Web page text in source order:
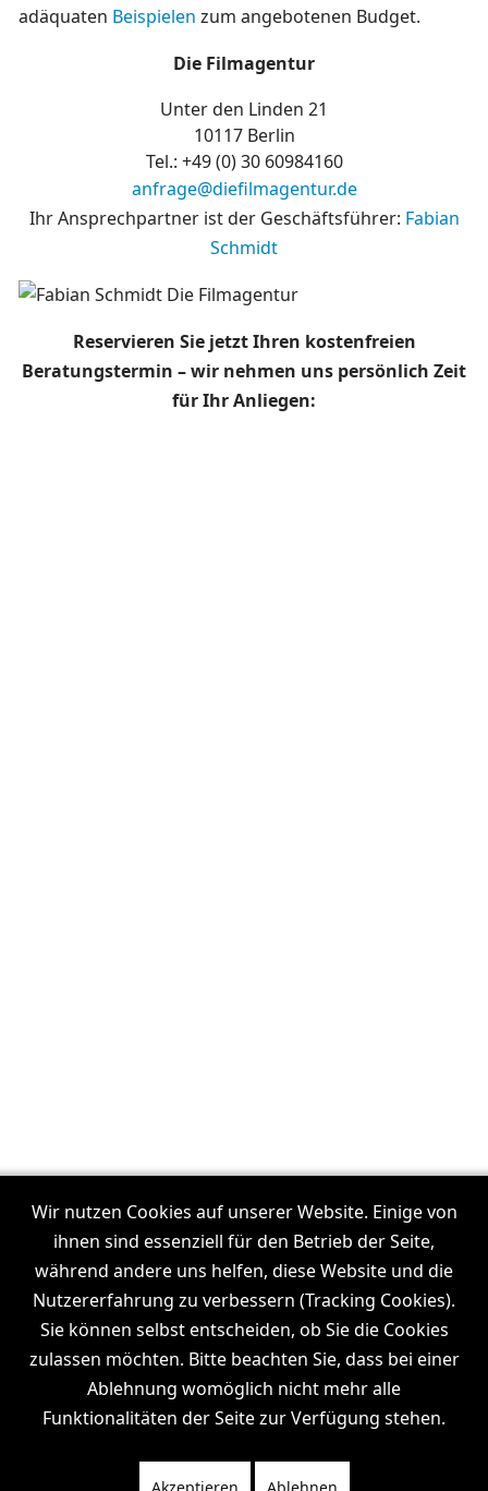
adäquaten Beispielen zum angebotenen Budget.
Die Filmagentur
Unter den Linden 21
10117 Berlin
Tel.: +49 (0)30 60984160
anfrage@diefilmagentur.de
Ihr Ansprechpartner ist der Geschäftsführer: Fabian
Schmidt
Reservieren Sie jetzt Ihren kostenfreien
Beratungstermin – wir nehmen uns persönlich Zeit
für Ihr Anliegen:
Unsere Filmproduktionen in:
Frankfurt
Dresden Leipzig I München I Stuttgart I Köln
Hamburg
News Channel
Wir nutzen Cookies auf unserer Website. Einige von
ihnen sind essenziell für den Betrieb der Seite,
während andere uns helfen, diese Website und die
Nutzererfahrung zu verbessern (Tracking Cookies).
Sie können selbst entscheiden, ob Sie die Cookies
zulassen möchten. Bitte beachten Sie, dass bei einer
Ablehnung womöglich nicht mehr alle
Funktionalitäten der Seite zur Verfügung stehen.